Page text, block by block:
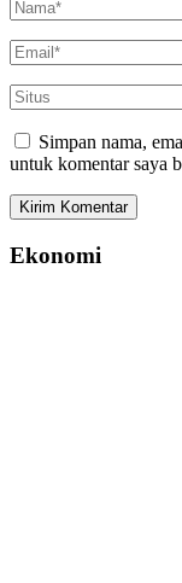
Simpan nama,
untuk komentar saya
Ekonomi